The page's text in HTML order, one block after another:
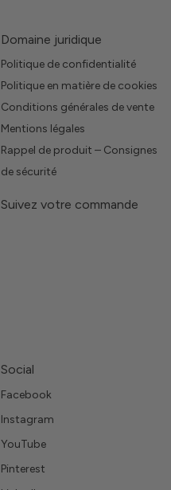
Domaine juridique
Politique de confidentialité
Politique en matière de cookies
Conditions générales de vente
Mentions légales
Rappel de produit – Consignes
de sécurité
Suivez votre commande
Social
Facebook
Instagram
YouTube
Pinterest